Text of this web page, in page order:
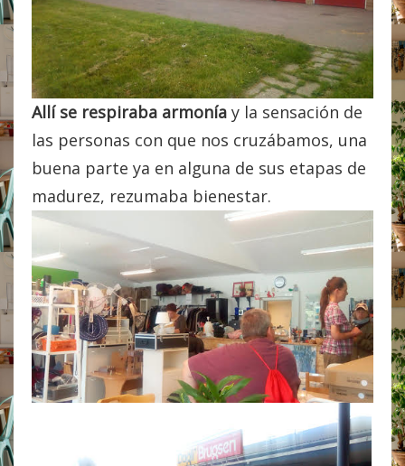
Allí se respiraba armonía y la sensación de
las personas con que nos cruzábamos, una
buena parte ya en alguna de sus etapas de
madurez, rezumaba bienestar.